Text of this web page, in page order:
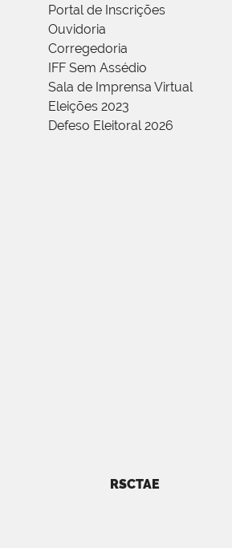
Portal de Inscrições
Ouvidoria
Corregedoria
IFF Sem Assédio
Sala de Imprensa Virtual
Eleições 2023
Defeso Eleitoral 2026
RSCTAE